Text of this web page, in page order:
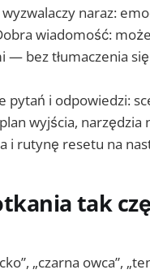
naraz:
wiadomość:
— bez tłumaczenia
i odpowiedzi:
wyjścia, narzędzia
i rutynę resetu na
tak
„czarna owca”,